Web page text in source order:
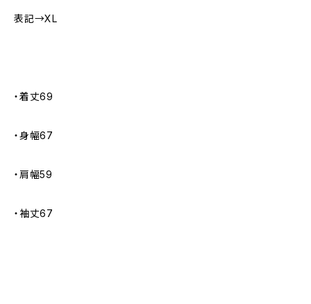
表記→XL
・着丈69
・身幅67
・肩幅59
・袖丈67